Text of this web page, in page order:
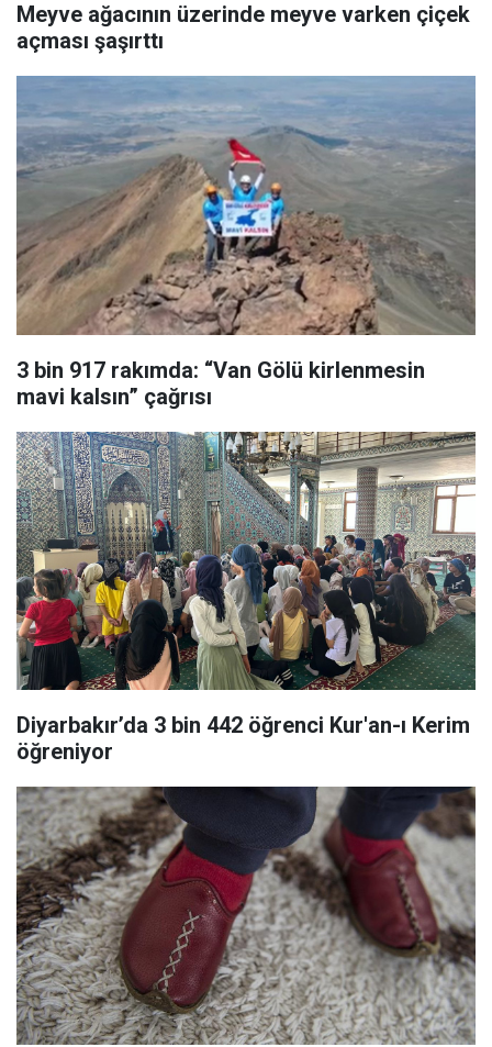
Meyve ağacının üzerinde meyve varken çiçek
açması şaşırttı
3 bin 917 rakımda: “Van Gölü kirlenmesin
mavi kalsın” çağrısı
Diyarbakır’da 3 bin 442 öğrenci Kur'an-ı Kerim
öğreniyor